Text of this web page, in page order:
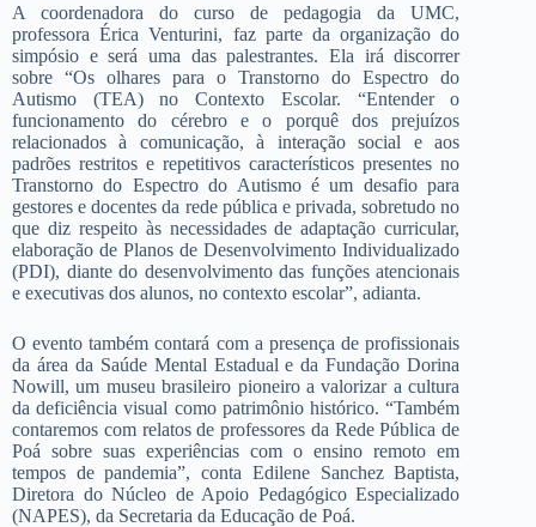
A coordenadora do curso de pedagogia da UMC,
professora Érica Venturini, faz parte da organização do
simpósio e será uma das palestrantes. Ela irá discorrer
sobre “Os olhares para o Transtorno do Espectro do
Autismo (TEA) no Contexto Escolar. “Entender o
funcionamento do cérebro e o porquê dos prejuízos
relacionados à comunicação, à interação social e aos
padrões restritos e repetitivos característicos presentes no
Transtorno do Espectro do Autismo é um desafio para
gestores e docentes da rede pública e privada, sobretudo no
que diz respeito às necessidades de adaptação curricular,
elaboração de Planos de Desenvolvimento Individualizado
(PDI), diante do desenvolvimento das funções atencionais
e executivas dos alunos, no contexto escolar”, adianta.
O evento também contará com a presença de profissionais
da área da Saúde Mental Estadual e da Fundação Dorina
Nowill, um museu brasileiro pioneiro a valorizar a cultura
da deficiência visual como patrimônio histórico. “Também
contaremos com relatos de professores da Rede Pública de
Poá sobre suas experiências com o ensino remoto em
tempos de pandemia”, conta Edilene Sanchez Baptista,
Diretora do Núcleo de Apoio Pedagógico Especializado
(NAPES), da Secretaria da Educação de Poá.